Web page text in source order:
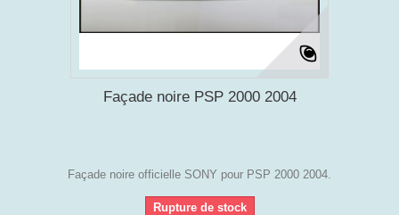
Façade noire PSP 2000 2004
Façade noire officielle SONY pour PSP 2000 2004.
Rupture de stock